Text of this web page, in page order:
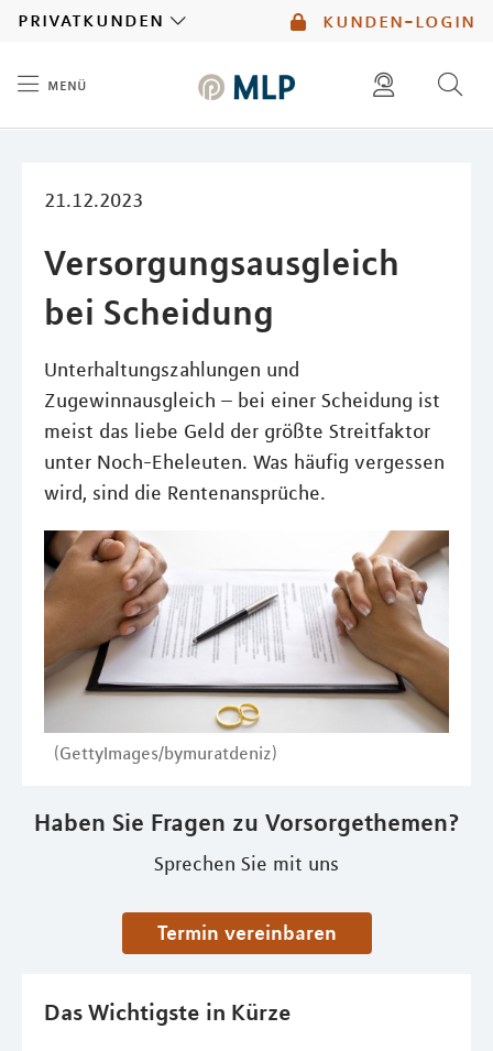
kunden-login
privatkunden
menü
21.12.2023
Versorgungsausgleich
bei Scheidung
Unterhaltungszahlungen und
Zugewinnausgleich – bei einer Scheidung ist
meist das liebe Geld der größte Streitfaktor
unter Noch-Eheleuten. Was häufig vergessen
wird, sind die Rentenansprüche.
(GettyImages/bymuratdeniz)
Haben Sie Fragen zu Vorsorgethemen?
Sprechen Sie mit uns
Termin vereinbaren
Das Wichtigste in Kürze